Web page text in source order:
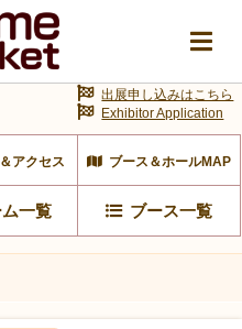
アクセス ブース＆ホールMAP
一覧 ブース一覧
出展申し込みはこちら
Exhibitor Application